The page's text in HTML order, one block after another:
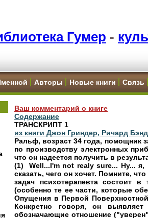
Гумер -
Авторы Новые книги Связь
Ваш комментарий о книге
Содержание
ТРАНСКРИПТ 1
из книги Джон Гриндер, Ричард
Ральф, возраст 34 года,
по производству электронных
что он надеется получить в
(1) Well...I'm not realy sure... Ну...
сказать, чего он хочет. Помните,
задач психотерапевта состоит
(особенно те ее части, которые
Опущения в Первой
Конкретно говоря, он
обозначающие отношение